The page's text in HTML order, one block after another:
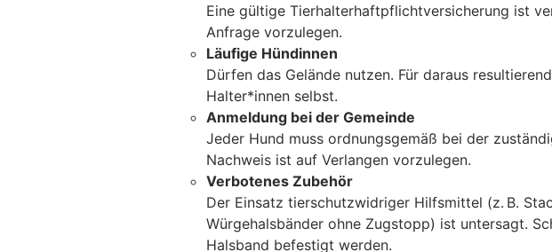
Eine gültige Tierhalterhaftpflichtversicherung ist
Anfrage vorzulegen.
Läufige Hündinnen
Dürfen das Gelände nutzen. Für daraus
Halter*innen selbst.
Anmeldung bei der Gemeinde
Jeder Hund muss ordnungsgemäß bei der
Nachweis ist auf Verlangen vorzulegen.
Verbotenes Zubehör
Der Einsatz tierschutzwidriger Hilfsmittel (z. B.
Würgehalsbänder ohne Zugstopp) ist untersagt.
Halsband befestigt werden.